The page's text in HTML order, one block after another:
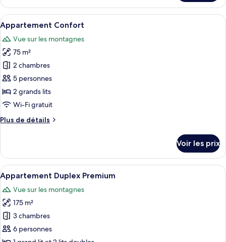
le
type
de
chambre
Appartement
Deluxe
Afficher
toutes
les
photos
pour
ce
type
de
chambre :
Appartement
Une chambre d’hôtel moderne
5
Appartement Confort
Vue sur les montagnes
75 m²
2 chambres
5 personnes
2 grands lits
Wi-Fi gratuit
Plus de détails
Plus
le
type
de
chambre
Appartement
Confort
Voir les prix
Afficher
toutes
les
photos
pour
ce
Un espace de vie moderne
14
Appartement Duplex Premium
Vue sur les montagnes
175 m²
3 chambres
6 personnes